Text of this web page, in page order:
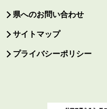
県へのお問い合わせ
サイトマップ
プライバシーポリシー